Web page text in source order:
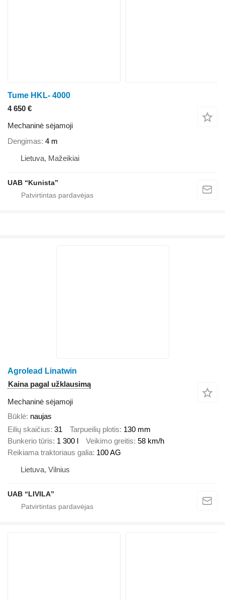
Tume HKL- 4000
4 650 €
Mechaninė sėjamoji
Dengimas 4 m
Lietuva, Mažeikiai
UAB “Kunista”
Agrolead Linatwin
Kaina pagal užklausimą
Mechaninė sėjamoji
Būklė naujas
Eilių skaičius 31 Tarpueilių plotis 130 mm
Bunkerio tūris 1 300 l Veikimo greitis 58 km/h
Reikiama traktoriaus galia 100 AG
Lietuva, Vilnius
UAB “LIVILA”